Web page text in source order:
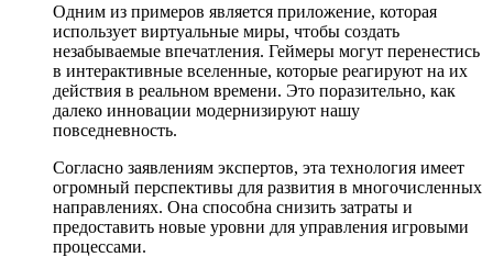
Одним из примеров является приложение, которая
использует виртуальные миры, чтобы создать
незабываемые впечатления. Геймеры могут перенестись
в интерактивные вселенные, которые реагируют на их
действия в реальном времени. Это поразительно, как
далеко инновации модернизируют нашу
повседневность.
Согласно заявлениям экспертов, эта технология имеет
огромный перспективы для развития в многочисленных
направлениях. Она способна снизить затраты и
предоставить новые уровни для управления игровыми
процессами.